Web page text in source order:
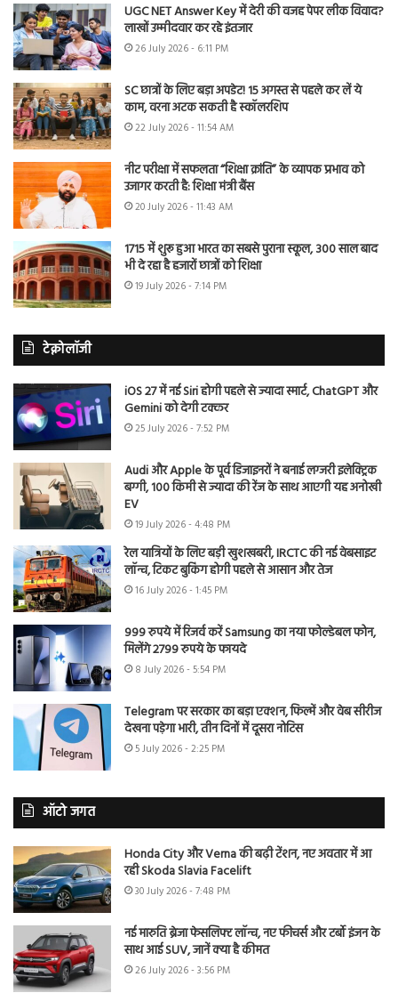
UGC NET Answer Key में देरी की वजह पेपर लीक विवाद?
लाखों उम्मीदवार कर रहे इंतजार
26 July 2026 - 6:11 PM
SC छात्रों के लिए बड़ा अपडेट! 15 अगस्त से पहले कर लें ये
काम, वरना अटक सकती है स्कॉलरशिप
22 July 2026 - 11:54 AM
नीट परीक्षा में सफलता “शिक्षा क्रांति” के व्यापक प्रभाव को
उजागर करती है: शिक्षा मंत्री बैंस
20 July 2026 - 11:43 AM
1715 में शुरू हुआ भारत का सबसे पुराना स्कूल, 300 साल बाद
भी दे रहा है हजारों छात्रों को शिक्षा
19 July 2026 - 7:14 PM
टेक्नोलॉजी
iOS 27 में नई Siri होगी पहले से ज्यादा स्मार्ट, ChatGPT और
Gemini को देगी टक्कर
25 July 2026 - 7:52 PM
Audi और Apple के पूर्व डिजाइनरों ने बनाई लग्जरी इलेक्ट्रिक
बग्गी, 100 किमी से ज्यादा की रेंज के साथ आएगी यह अनोखी
EV
19 July 2026 - 4:48 PM
रेल यात्रियों के लिए बड़ी खुशखबरी, IRCTC की नई वेबसाइट
लॉन्च, टिकट बुकिंग होगी पहले से आसान और तेज
16 July 2026 - 1:45 PM
999 रुपये में रिजर्व करें Samsung का नया फोल्डेबल फोन,
मिलेंगे 2799 रुपये के फायदे
8 July 2026 - 5:54 PM
Telegram पर सरकार का बड़ा एक्शन, फिल्में और वेब सीरीज
देखना पड़ेगा भारी, तीन दिनों में दूसरा नोटिस
5 July 2026 - 2:25 PM
ऑटो जगत
Honda City और Verna की बढ़ी टेंशन, नए अवतार में आ
रही Skoda Slavia Facelift
30 July 2026 - 7:48 PM
नई मारुति ब्रेजा फेसलिफ्ट लॉन्च, नए फीचर्स और टर्बो इंजन के
साथ आई SUV, जानें क्या है कीमत
26 July 2026 - 3:56 PM